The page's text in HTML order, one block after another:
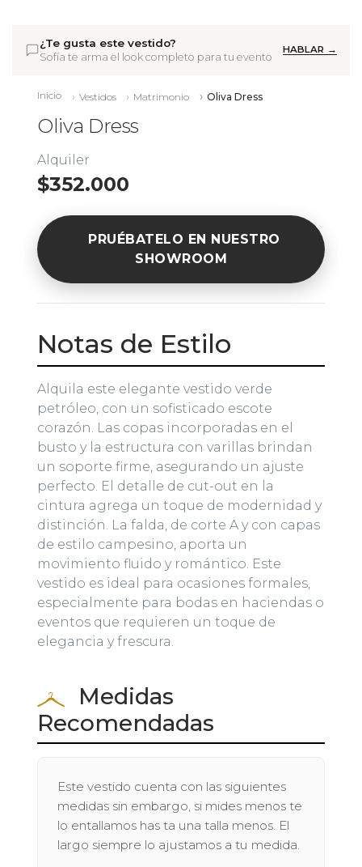
¿Te gusta este vestido?
Sofía te arma el look completo para tu evento
HABLAR →
Inicio Vestidos Matrimonio Oliva Dress
Oliva Dress
Alquiler
$352.000
PRUÉBATELO EN NUESTRO
SHOWROOM
Notas de Estilo
Alquila este elegante vestido verde
petróleo, con un sofisticado escote
corazón. Las copas incorporadas en el
busto y la estructura con varillas brindan
un soporte firme, asegurando un ajuste
perfecto. El detalle de cut-out en la
cintura agrega un toque de modernidad y
distinción. La falda, de corte A y con capas
de estilo campesino, aporta un
movimiento fluido y romántico. Este
vestido es ideal para ocasiones formales,
especialmente para bodas en haciendas o
eventos que requieren un toque de
elegancia y frescura.
Medidas
Recomendadas
Este vestido cuenta con las siguientes
medidas sin embargo, si mides menos te
lo entallamos has ta una talla menos. El
largo siempre lo ajustamos a tu medida.